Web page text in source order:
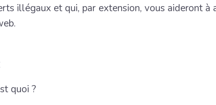
illégaux et qui, par extension, vous aideront à
quoi ?